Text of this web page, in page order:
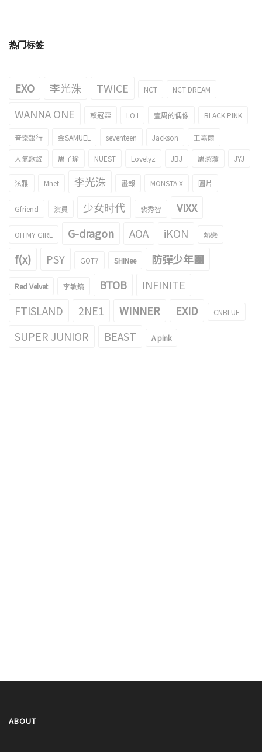
热门标签
EXO 李光洙 TWICE NCT NCT DREAM
WANNA ONE 賴冠霖 I.O.I 壹周的偶像 BLACK PINK
音樂銀行 金SAMUEL seventeen Jackson 王嘉爾
人氣歌謠 周子瑜 NUEST Lovelyz JBJ 周潔瓊 JYJ
泫雅 Mnet 李光洙 畫報 MONSTA X 圖片
Gfriend 演員 少女时代 裴秀智 VIXX
OH MY GIRL G-dragon AOA iKON 熱戀
f(x) PSY GOT7 SHINee 防彈少年團
Red Velvet 李敏鎬 BTOB
INFINITE
FTISLAND
2NE1 WINNER EXID CNBLUE
SUPER JUNIOR BEAST A pink
ABOUT